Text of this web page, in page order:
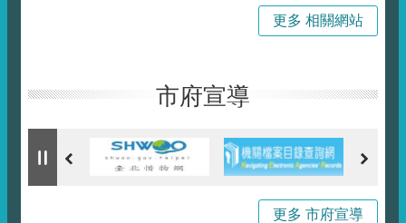
更多 相關網站
市府宣導
更多 市府宣導